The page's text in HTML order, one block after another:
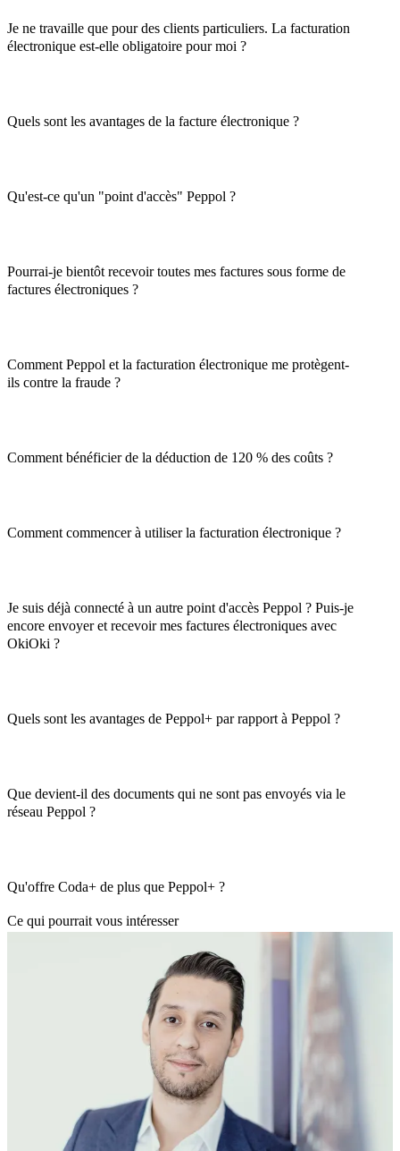
Je ne travaille que pour des clients particuliers. La facturation
électronique est-elle obligatoire pour moi ?
Quels sont les avantages de la facture électronique ?
Qu'est-ce qu'un "point d'accès" Peppol ?
Pourrai-je bientôt recevoir toutes mes factures sous forme de
factures électroniques ?
Comment Peppol et la facturation électronique me protègent-
ils contre la fraude ?
Comment bénéficier de la déduction de 120 % des coûts ?
Comment commencer à utiliser la facturation électronique ?
Je suis déjà connecté à un autre point d'accès Peppol ? Puis-je
encore envoyer et recevoir mes factures électroniques avec
OkiOki ?
Quels sont les avantages de Peppol+ par rapport à Peppol ?
Que devient-il des documents qui ne sont pas envoyés via le
réseau Peppol ?
Qu'offre Coda+ de plus que Peppol+ ?
Ce qui pourrait vous intéresser